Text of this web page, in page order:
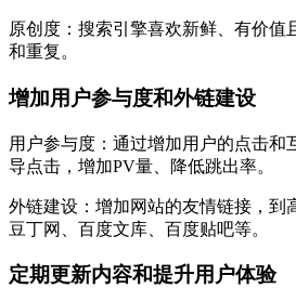
原创度：搜索引擎喜欢新鲜、有价值
和重复。
增加用户参与度和外链建设
用户参与度：通过增加用户的点击和
导点击，增加PV量、降低跳出率。
外链建设：增加网站的友情链接，到
豆丁网、百度文库、百度贴吧等。
定期更新内容和提升用户体验